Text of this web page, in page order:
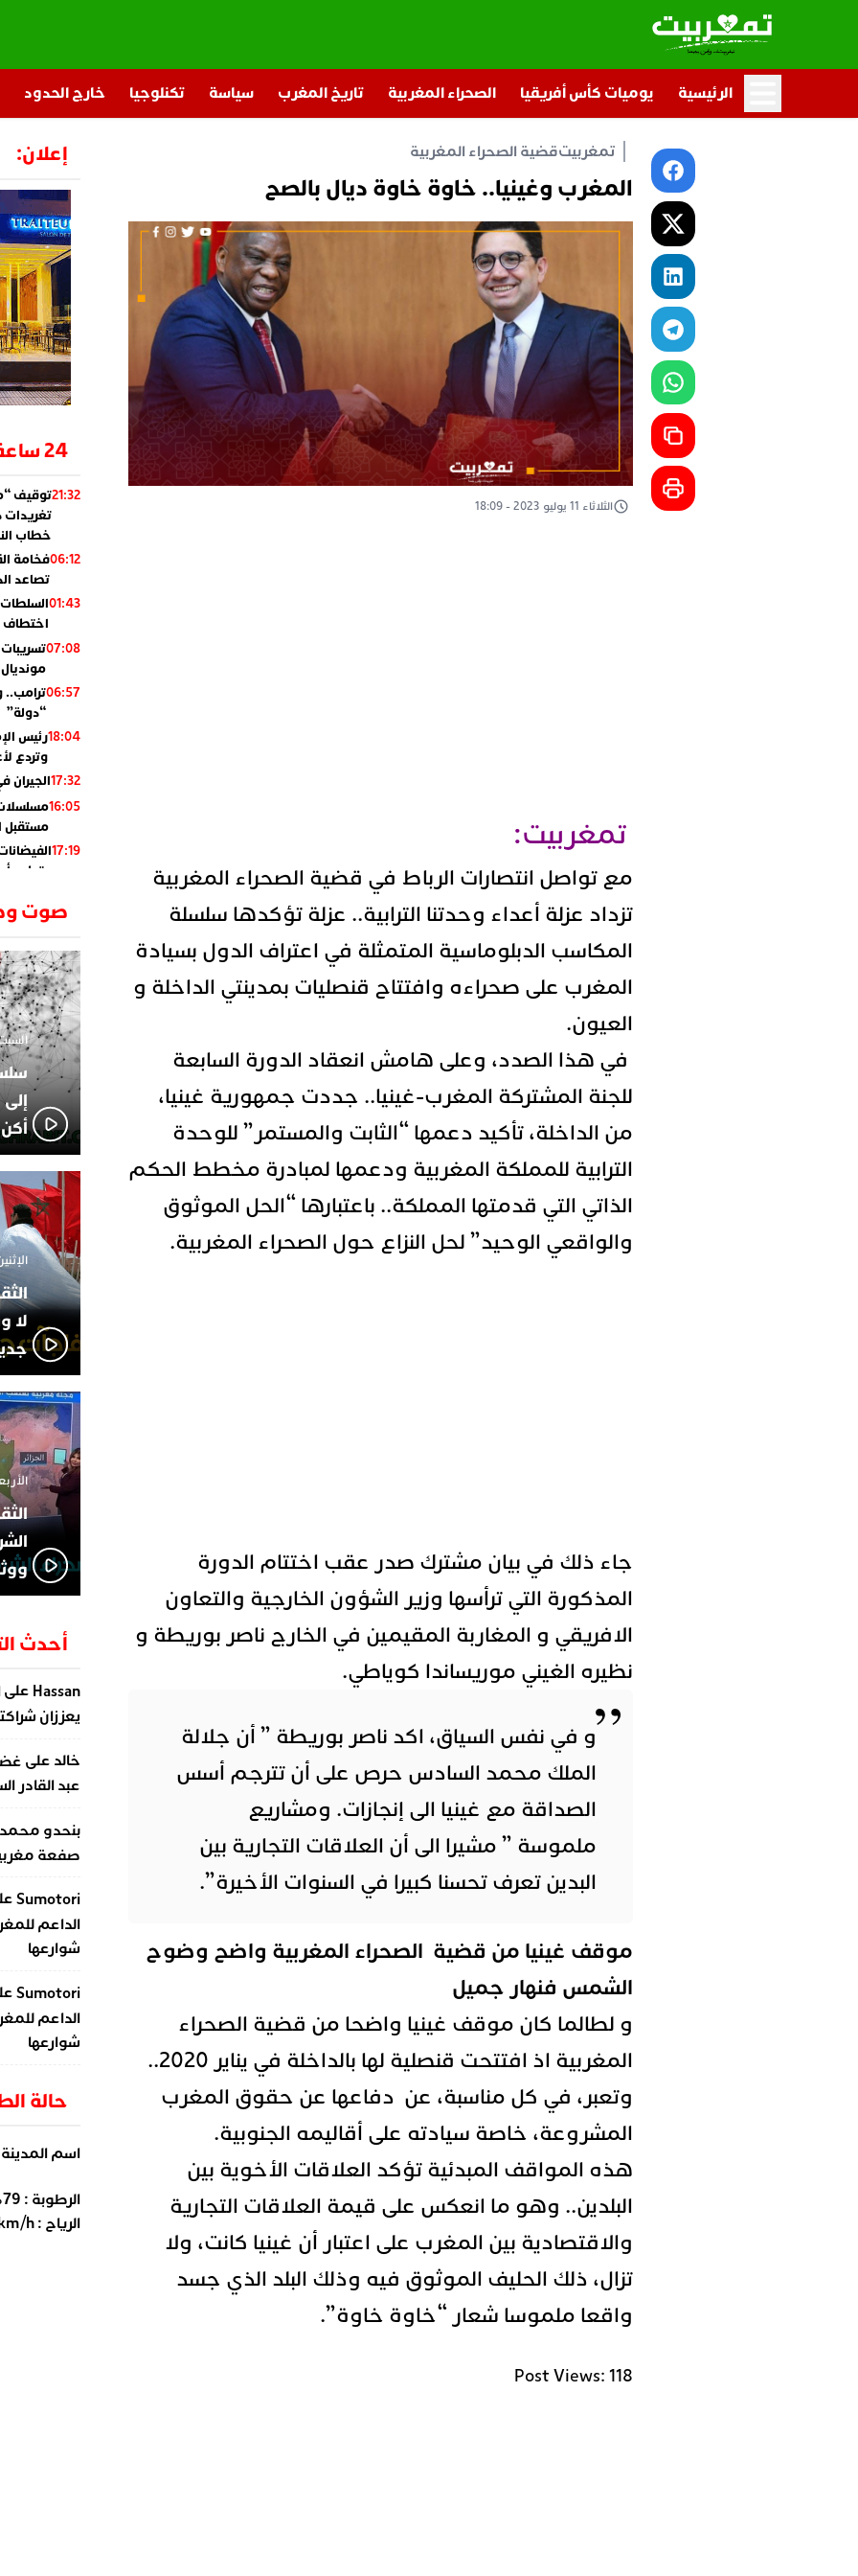
الرئيسية يوميات كأس أفريقيا الصحراء المغربية تاريخ المغرب سياسة تكنلوجيا خارج الحدود
تمغربيتقضية الصحراء المغربية
المغرب وغينيا.. خاوة خاوة ديال بالصح
الثلاثاء 11 يوليو 2023 - 18:09
تمغربيت:
مع تواصل انتصارات الرباط في قضية الصحراء المغربية
تزداد عزلة أعداء وحدتنا الترابية.. عزلة تؤكدها سلسلة
المكاسب الدبلوماسية المتمثلة في اعتراف الدول بسيادة
المغرب على صحراءه وافتتاح قنصليات بمدينتي الداخلة و
العيون.
في هذا الصدد، وعلى هامش انعقاد الدورة السابعة
للجنة المشتركة المغرب-غينيا.. جددت جمهورية غينيا،
من الداخلة، تأكيد دعمها “الثابت والمستمر” للوحدة
الترابية للمملكة المغربية ودعمها لمبادرة مخطط الحكم
الذاتي التي قدمتها المملكة.. باعتبارها “الحل الموثوق
والواقعي الوحيد” لحل النزاع حول الصحراء المغربية.
جاء ذلك في بيان مشترك صدر عقب اختتام الدورة
المذكورة التي ترأسها وزير الشؤون الخارجية والتعاون
الافريقي و المغاربة المقيمين في الخارج ناصر بوريطة و
نظيره الغيني موريساندا كوياطي.
و في نفس السياق، اكد ناصر بوريطة ” أن جلالة
الملك محمد السادس حرص على أن تترجم أسس
الصداقة مع غينيا الى إنجازات. ومشاريع
ملموسة ” مشيرا الى أن العلاقات التجارية بين
البدين تعرف تحسنا كبيرا في السنوات الأخيرة”.
موقف غينيا من قضية الصحراء المغربية واضح وضوح
الشمس فنهار جميل
و لطالما كان موقف غينيا واضحا من قضية الصحراء
المغربية اذ افتتحت قنصلية لها بالداخلة في يناير 2020..
وتعبر، في كل مناسبة، عن دفاعها عن حقوق المغرب
المشروعة، خاصة سيادته على أقاليمه الجنوبية.
هذه المواقف المبدئية تؤكد العلاقات الأخوية بين
البلدين.. وهو ما انعكس على قيمة العلاقات التجارية
والاقتصادية بين المغرب على اعتبار أن غينيا كانت، ولا
تزال، ذلك الحليف الموثوق فيه وذلك البلد الذي جسد
واقعا ملموسا شعار “خاوة خاوة”.
Post Views: 118
إعلان:
24 ساعة
21:32توقيف
خطاب
06:12فخامة
تصاعد
01:43
اختطاف
07:08
مونديال 2010
06:57ترامب..
“دولة”
18:04رئيس
وتردع
17:32الجيران
16:05
مستقبل
17:19
وتطرح
الجزائر
وسقوط
02:06
الركراكي
01:55
هي
14:37
لاعبوا
صوت
السبت 1 فبراير 2025
الإثنين 18 نوفمبر
لا
الأربعاء 13
أحدث
Hassan على
يعززان
خالد على
عبد القادر
بنحدو محمد
صفعة
Sumotori
الداعم
شوارعها
Sumotori
الداعم
شوارعها
حالة
اسم المدينة
الرطوبة : 79
الرياح :h